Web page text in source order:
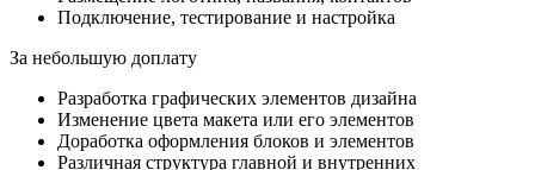
Подключение, тестирование и настройка
За небольшую доплату
Разработка графических элементов дизайна
Изменение цвета макета или его элементов
Доработка оформления блоков и элементов
Различная структура главной и внутренних